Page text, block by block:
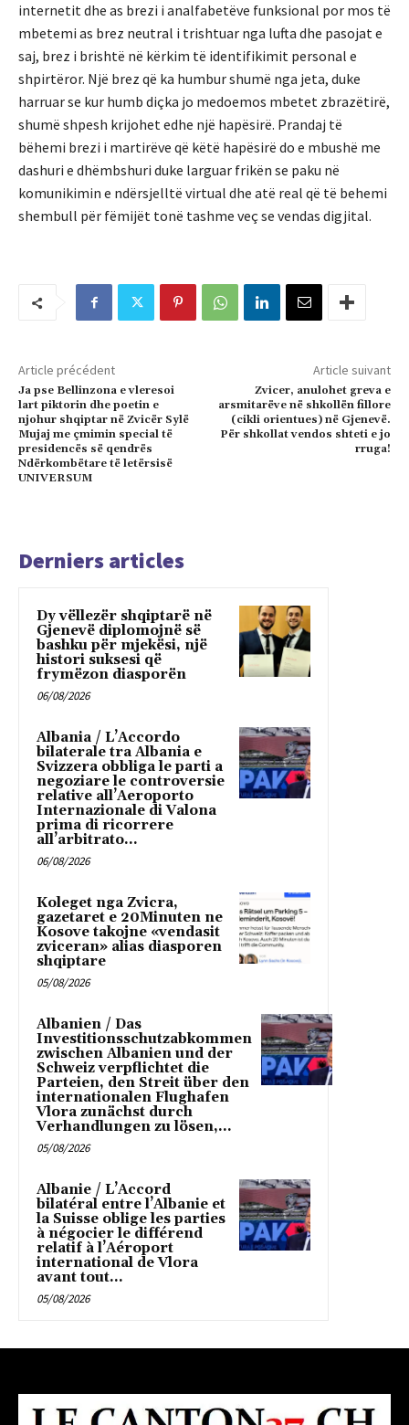
internetit dhe as brezi i analfabetëve funksional por mos të
mbetemi as brez neutral i trishtuar nga lufta dhe pasojat e
saj, brez i brishtë në kërkim të identifikimit personal e
shpirtëror. Një brez që ka humbur shumë nga jeta, duke
harruar se kur humb diçka jo medoemos mbetet zbrazëtirë,
shumë shpesh krijohet edhe një hapësirë. Prandaj të
bëhemi brezi i martirëve që këtë hapësirë do e mbushë me
dashuri e dhëmbshuri duke larguar frikën se paku në
komunikimin e ndërsjelltë virtual dhe atë real që të behemi
shembull për fëmijët tonë tashme veç se vendas digjital.
Article précédent
Ja pse Bellinzona e vleresoi
lart piktorin dhe poetin e
njohur shqiptar në Zvicër Sylë
Mujaj me çmimin special të
presidencës së qendrës
Ndërkombëtare të letërsisë
UNIVERSUM
Article suivant
Zvicer, anulohet greva e
arsmitarëve në shkollën fillore
(cikli orientues) në Gjenevë.
Për shkollat vendos shteti e jo
rruga!
Derniers articles
Dy vëllezër shqiptarë në
Gjenevë diplomojnë së
bashku për mjekësi, një
histori suksesi që
frymëzon diasporën
06/08/2026
Albania / L’Accordo
bilaterale tra Albania e
Svizzera obbliga le parti a
negoziare le controversie
relative all’Aeroporto
Internazionale di Valona
prima di ricorrere
all’arbitrato...
06/08/2026
Koleget nga Zvicra,
gazetaret e 20Minuten ne
Kosove takojne «vendasit
zviceran» alias diasporen
shqiptare
05/08/2026
Albanien / Das
Investitionsschutzabkommen
zwischen Albanien und der
Schweiz verpflichtet die
Parteien, den Streit über den
internationalen Flughafen
Vlora zunächst durch
Verhandlungen zu lösen,...
05/08/2026
Albanie / L’Accord
bilatéral entre l’Albanie et
la Suisse oblige les parties
à négocier le différend
relatif à l’Aéroport
international de Vlora
avant tout...
05/08/2026